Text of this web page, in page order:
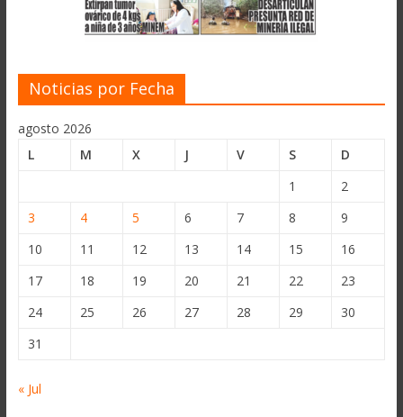
Noticias por Fecha
agosto 2026
L
M X J V S
D
1
2
3
4 5 6 7 8
9
10
11 12 13 14 15
16
17
18 19 20 21 22
23
24
25 26 27 28 29
30
31
« Jul